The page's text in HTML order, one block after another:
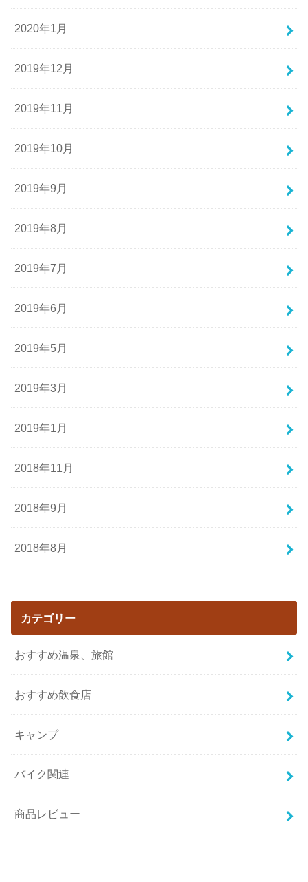
2020年1月
2019年12月
2019年11月
2019年10月
2019年9月
2019年8月
2019年7月
2019年6月
2019年5月
2019年3月
2019年1月
2018年11月
2018年9月
2018年8月
カテゴリー
おすすめ温泉、旅館
おすすめ飲食店
キャンプ
バイク関連
商品レビュー